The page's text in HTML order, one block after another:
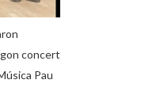
concert
Pau